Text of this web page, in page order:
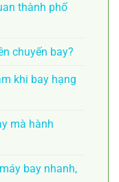
thành phố
chuyến bay?
khi bay hạng
mà hành
bay nhanh,